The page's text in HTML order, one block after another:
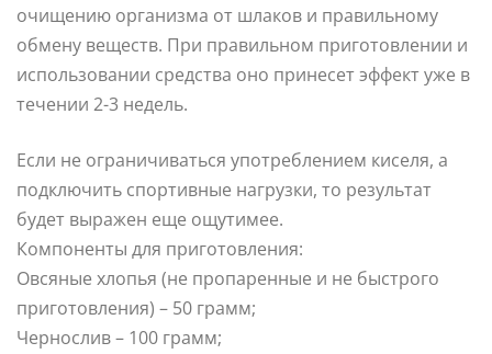
очищению организма от шлаков и правильному
обмену веществ. При правильном приготовлении и
использовании средства оно принесет эффект уже в
течении 2-3 недель.
Если не ограничиваться употреблением киселя, а
подключить спортивные нагрузки, то результат
будет выражен еще ощутимее.
Компоненты для приготовления:
Овсяные хлопья (не пропаренные и не быстрого
приготовления) – 50 грамм;
Чернослив – 100 грамм;